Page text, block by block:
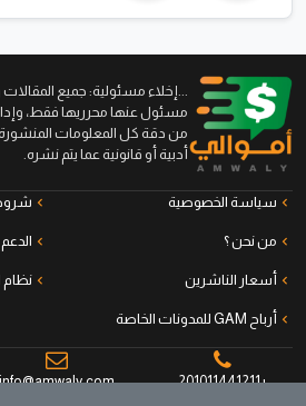
...إخلاء مسئولية: جميع المقالات
مسئول عنها محرريها فقط،
من دقة كل المعلومات
أدبية أو قانونية عما يتم نشره.
سياسة الخصوصية
من نحن ؟
أسعار الناشرين نظام
أرباح GAM للمدونات الخاصة
+201011441211
info@amwaly.com